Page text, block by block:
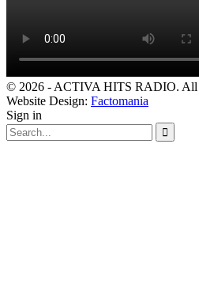
© 2026 - ACTIVA HITS RADIO. All
Website Design: Factomania
Sign in